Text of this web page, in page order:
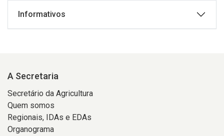
Informativos
A Secretaria
Secretário da Agricultura
Quem somos
Regionais, IDAs e EDAs
Organograma